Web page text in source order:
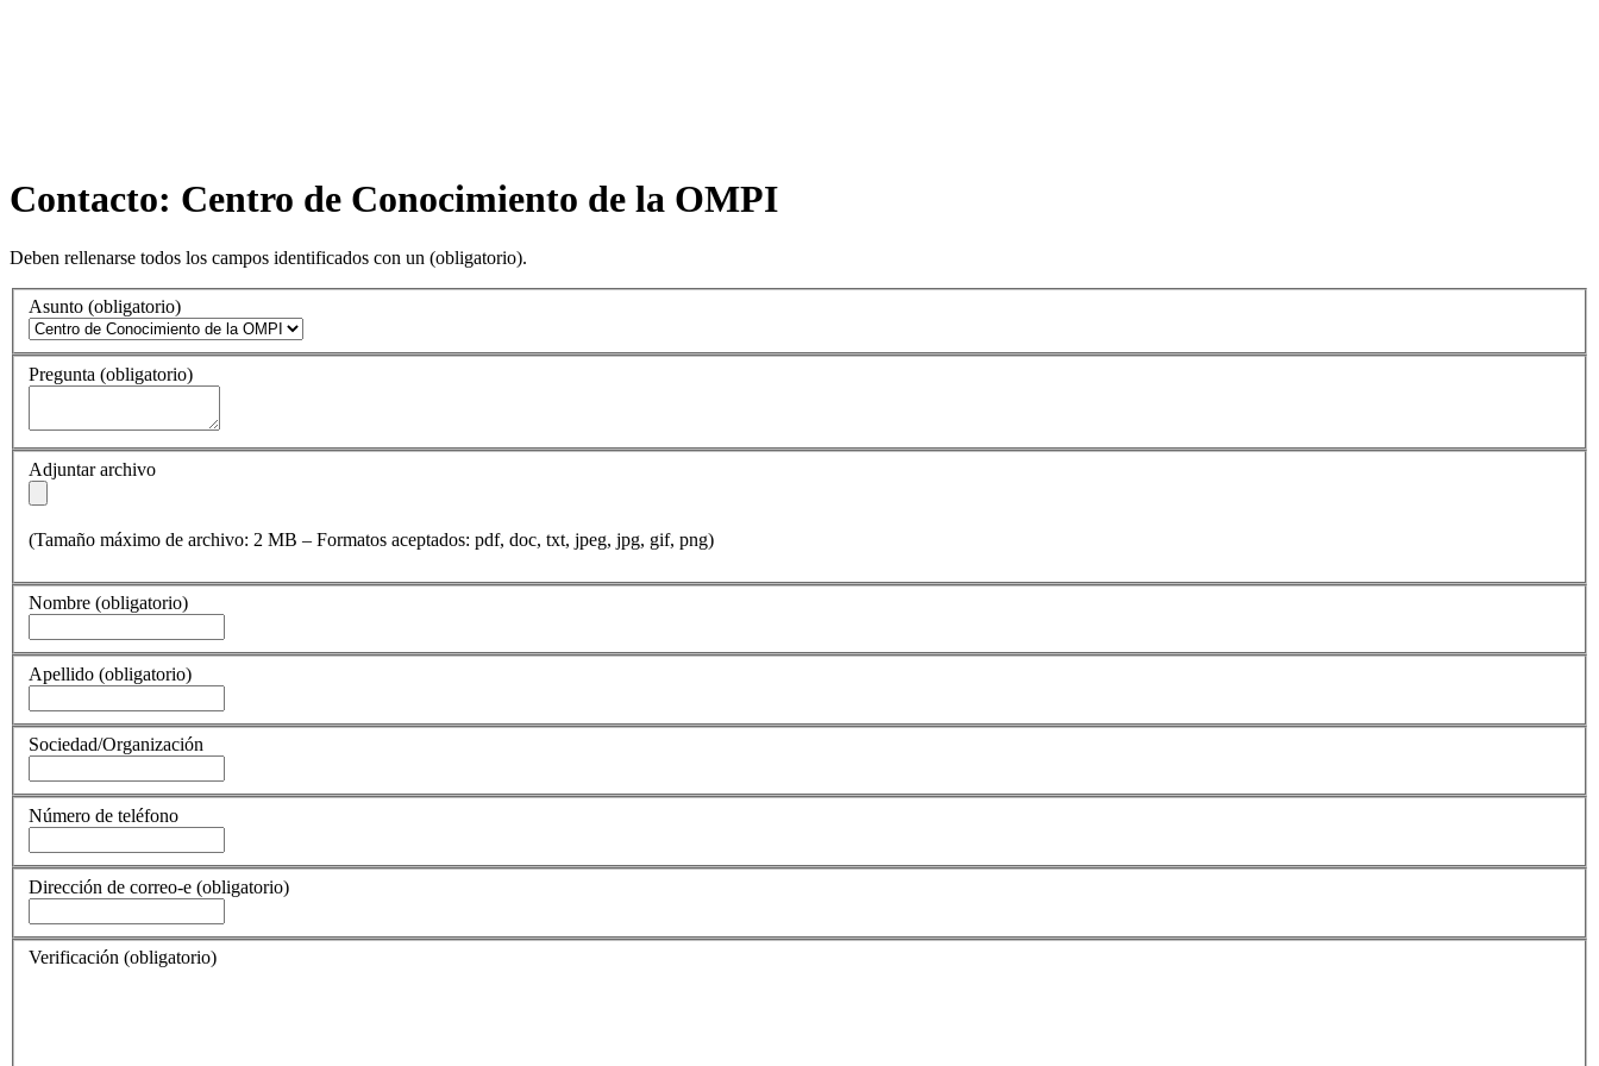
Contacto: Centro de Conocimiento de la OMPI
Deben rellenarse todos los campos identificados con un (obligatorio).
Asunto (obligatorio)
Pregunta (obligatorio)
Adjuntar archivo
(Tamaño máximo de archivo: 2 MB – Formatos aceptados: pdf, doc, txt, jpeg, jpg, gif, png)
Nombre (obligatorio)
Apellido (obligatorio)
Sociedad/Organización
Número de teléfono
Dirección de correo-e (obligatorio)
Verificación (obligatorio)